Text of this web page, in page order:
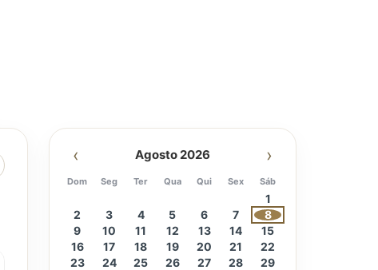
‹ Agosto 2026 ›
Dom Seg Ter Qua Qui Sex Sáb
1
2
3 4 5 6 7
8
9
10 11 12 13 14
15
16
17 18 19 20 21
22
23
24 25 26 27 28
29